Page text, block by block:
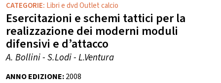
CATEGORIE: Libri e dvd Outlet calcio
Esercitazioni e schemi tattici per la
realizzazione dei moderni moduli
difensivi e d’attacco
A. Bollini - S.Lodi - L.Ventura
ANNO EDIZIONE:2008